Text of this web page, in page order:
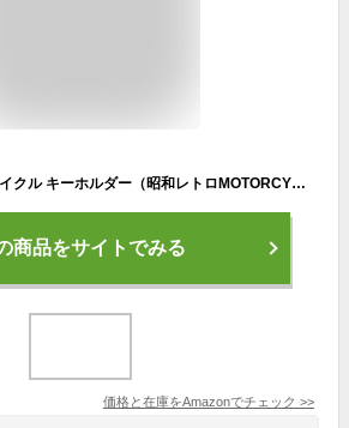
昭和レトロ モーターサイクル キーホルダー（昭和レトロMOTORCYCLE KEY HOLDER）TRICOLORE
商品をサイトでみる
価格と在庫をAmazonでチェック >>